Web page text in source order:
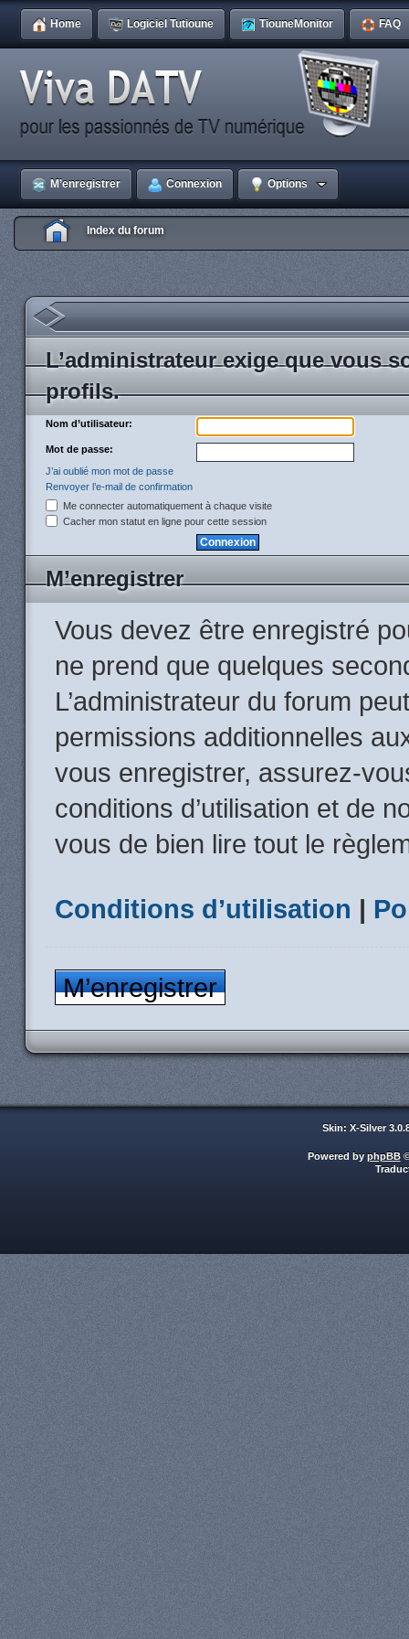
Home Logiciel Tutioune TiouneMonitor FAQ
M’enregistrer Connexion Options
Index du forum
L’administrateur exige que vous
profils.
Nom d’utilisateur:
Mot de passe:
J’ai oublié mon mot de passe
Renvoyer l’e-mail de confirmation
Me connecter automatiquement à chaque visite
Cacher mon statut en ligne pour cette session
M’enregistrer
Vous devez être enregistré
ne prend que quelques
L’administrateur du forum
permissions additionnelles
vous enregistrer, assurez-
conditions d’utilisation et de
vous de bien lire tout le
Conditions d’utilisation |
M’enregistrer
Skin: X-Silver
Powered by phpBB©